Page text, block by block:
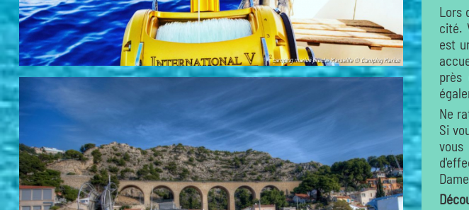
camping marius proche Marseille © Camping Marius
Lors
cité.
est
près
Ne
Si